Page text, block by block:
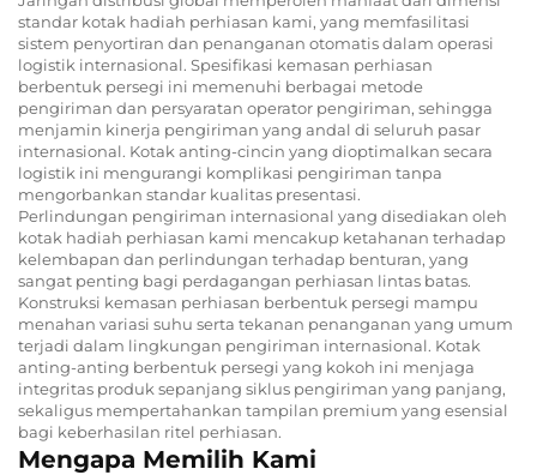
standar kotak hadiah perhiasan kami, yang memfasilitasi
sistem penyortiran dan penanganan otomatis dalam operasi
logistik internasional. Spesifikasi kemasan perhiasan
berbentuk persegi ini memenuhi berbagai metode
pengiriman dan persyaratan operator pengiriman, sehingga
menjamin kinerja pengiriman yang andal di seluruh pasar
internasional. Kotak anting-cincin yang dioptimalkan secara
logistik ini mengurangi komplikasi pengiriman tanpa
mengorbankan standar kualitas presentasi.
Perlindungan pengiriman internasional yang disediakan oleh
kotak hadiah perhiasan kami mencakup ketahanan terhadap
kelembapan dan perlindungan terhadap benturan, yang
sangat penting bagi perdagangan perhiasan lintas batas.
Konstruksi kemasan perhiasan berbentuk persegi mampu
menahan variasi suhu serta tekanan penanganan yang umum
terjadi dalam lingkungan pengiriman internasional. Kotak
anting-anting berbentuk persegi yang kokoh ini menjaga
integritas produk sepanjang siklus pengiriman yang panjang,
sekaligus mempertahankan tampilan premium yang esensial
bagi keberhasilan ritel perhiasan.
Mengapa Memilih Kami